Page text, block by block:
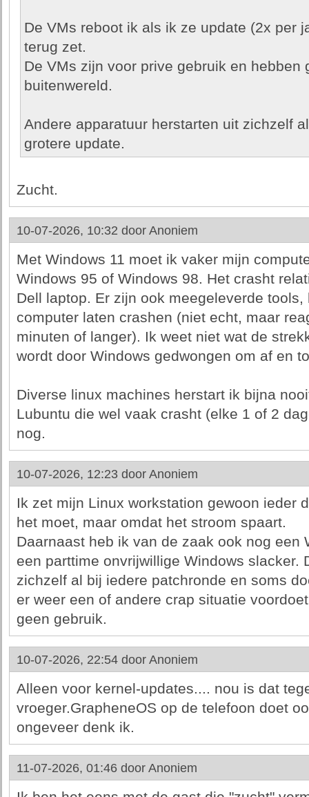
De VMs reboot ik als ik ze update (2x per
terug zet.
De VMs zijn voor prive gebruik en hebben
buitenwereld.
Andere apparatuur herstarten uit zichzelf
grotere update.
Zucht.
10-07-2026, 10:32 door Anoniem
Met Windows 11 moet ik vaker mijn
Windows 95 of Windows 98. Het crasht
Dell laptop. Er zijn ook meegeleverde
computer laten crashen (niet echt, maar
minuten of langer). Ik weet niet wat de
wordt door Windows gedwongen om af en
Diverse linux machines herstart ik bijna
Lubuntu die wel vaak crasht (elke 1 of 2
nog.
10-07-2026, 12:23 door Anoniem
Ik zet mijn Linux workstation gewoon ieder
het moet, maar omdat het stroom spaart.
Daarnaast heb ik van de zaak ook nog een
een parttime onvrijwillige Windows slacker.
zichzelf al bij iedere patchronde en soms
er weer een of andere crap situatie
geen gebruik.
10-07-2026, 22:54 door Anoniem
Alleen voor kernel-updates.... nou is dat
vroeger.GrapheneOS op de telefoon doet
ongeveer denk ik.
11-07-2026, 01:46 door Anoniem